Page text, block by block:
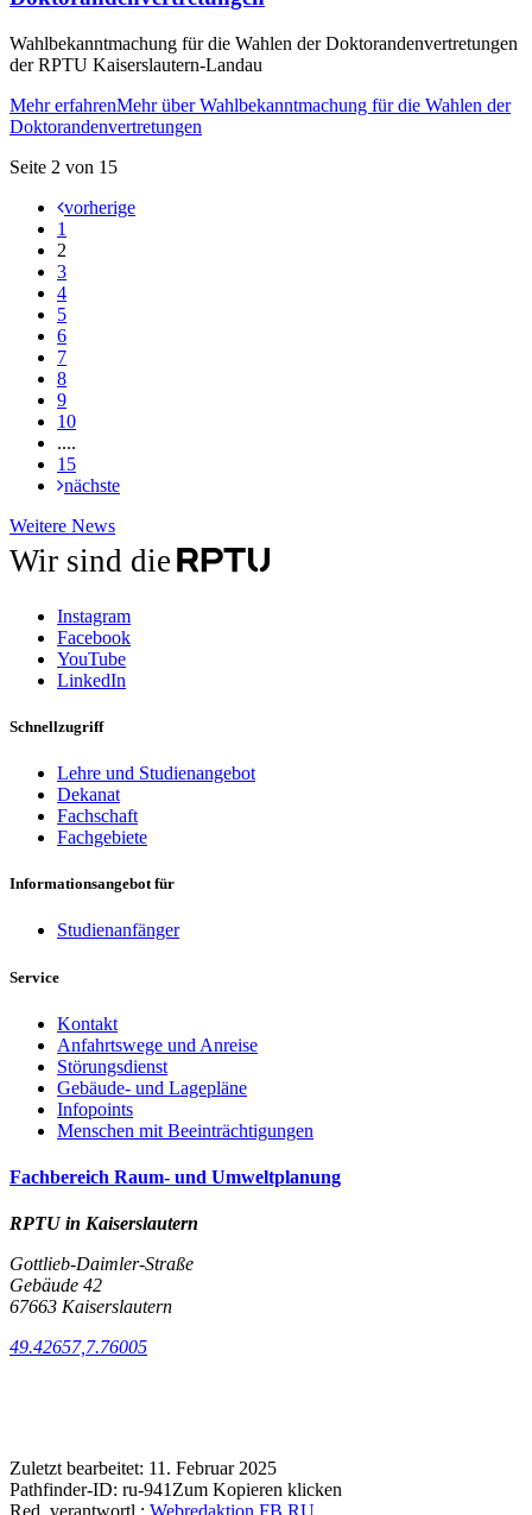
Wahlbekanntmachung für die Wahlen der Doktorandenvertretungen
der RPTU Kaiserslautern-Landau
Mehr erfahrenMehr über Wahlbekanntmachung für die Wahlen der
Doktorandenvertretungen
Seite 2 von 15
vorherige
1
2
3
4
5
6
7
8
9
10
....
15
nächste
Weitere NewsWeitere
News
Wir sind die
Instagram
Facebook
YouTube
LinkedIn
Schnellzugriff
Lehre und Studienangebot
Dekanat
Fachschaft
Fachgebiete
Informationsangebot für
Studienanfänger
Service
Kontakt
Anfahrtswege und Anreise
Störungsdienst
Gebäude- und Lagepläne
Infopoints
Menschen mit Beeinträchtigungen
Fachbereich Raum- und Umweltplanung
RPTU in Kaiserslautern
Gottlieb-Daimler-Straße
Gebäude 42
67663 Kaiserslautern
49.42657,7.76005
Zuletzt bearbeitet: 11. Februar 2025
Pathfinder-ID: ru-941 Zum Kopieren klicken